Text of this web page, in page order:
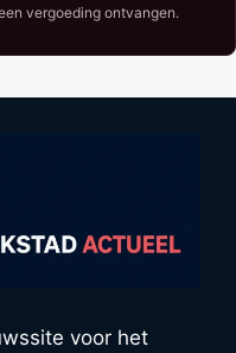
vergoeding ontvangen.
voor het